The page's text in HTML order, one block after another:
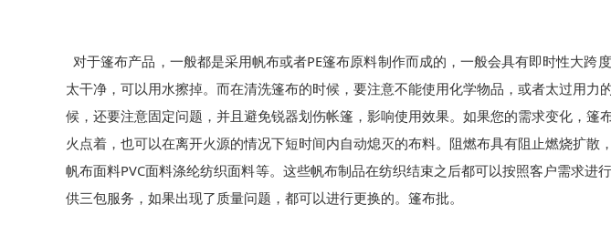
对于篷布产品，一般都是采用帆布或者PE篷布原料制作而成的，一般会具有即时性大跨
太干净，可以用水擦掉。而在清洗篷布的时候，要注意不能使用化学物品，或者太过用
候，还要注意固定问题，并且避免锐器划伤帐篷，影响使用效果。如果您的需求变化，
火点着，也可以在离开火源的情况下短时间内自动熄灭的布料。阻燃布具有阻止燃烧扩
帆布面料PVC面料涤纶纺织面料等。这些帆布制品在纺织结束之后都可以按照客户需求
供三包服务，如果出现了质量问题，都可以进行更换的。篷布批。